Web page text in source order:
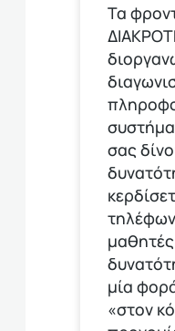
Τα
σας
μία
«στον